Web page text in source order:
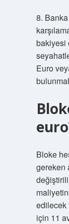
8. Banka
bakiyesi
Euro
Bloke
gereken
edilecek
için 11